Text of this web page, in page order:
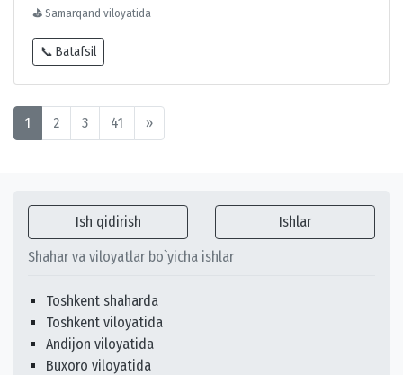
⛳ Samarqand viloyatida
📞 Batafsil
1 2 3 41 »
Ish qidirish Ishlar
Shahar va viloyatlar bo`yicha ishlar
Toshkent shaharda
Toshkent viloyatida
Andijon viloyatida
Buxoro viloyatida